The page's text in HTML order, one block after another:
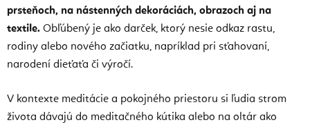
prsteňoch, na nástenných dekoráciách, obrazoch aj na
textile. Obľúbený je ako darček, ktorý nesie odkaz rastu,
rodiny alebo nového začiatku, napríklad pri sťahovaní,
narodení dieťaťa či výročí.
V kontexte meditácie a pokojného priestoru si ľudia strom
života dávajú do meditačného kútika alebo na oltár ako